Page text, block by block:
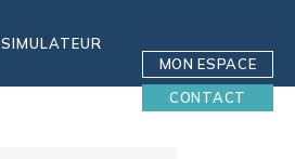
MON ESPACE
CONTACT
SIMULATEUR